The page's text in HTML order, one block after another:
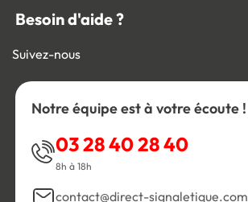
Besoin d'aide ?
Suivez-nous
Notre équipe est à votre écoute !
03 28 40 28 40
8h à 18h
contact@direct-signaletique.com